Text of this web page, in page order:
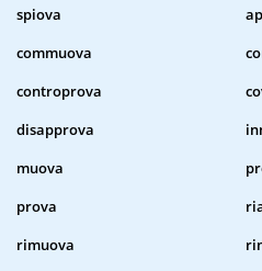
spiova
commuova
controprova
disapprova
muova
prova
rimuova